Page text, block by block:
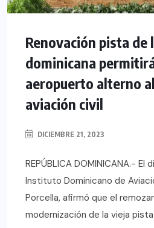
Renovación pista de
dominicana
aeropuerto alterno
aviación civil
DICIEMBRE 21, 2023
REPÚBLICA DOMINICANA.-
Instituto Dominicano de
Porcella, afirmó que el
modernización de la vieja